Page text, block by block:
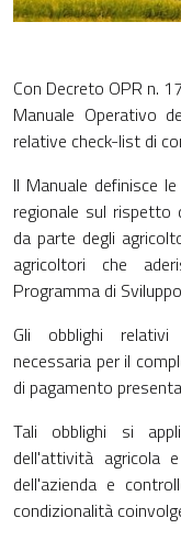
Con Decreto OPR n.
Manuale Operativo
relative check-list di
ll Manuale definisce
regionale sul rispetto
da parte degli
agricoltori che
Programma di
Gli obblighi relativi
necessaria per il
di pagamento
Tali obblighi si
dell'attività agricola
dell'azienda e
condizionalità